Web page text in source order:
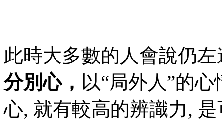
此時大多數的人會說仍
分別心， 以“局外人”的
心, 就有較高的辨識力,